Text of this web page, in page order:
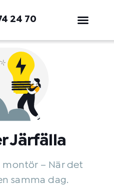
24 70
Järfälla
montör – När det
samma dag.